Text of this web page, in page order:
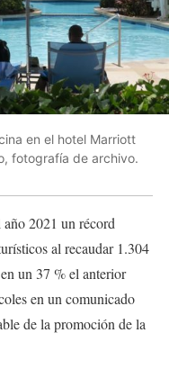
en el hotel Marriott
fotografía de archivo.
2021 un récord
al recaudar 1.304
un 37 % el anterior
en un comunicado
de la promoción de la